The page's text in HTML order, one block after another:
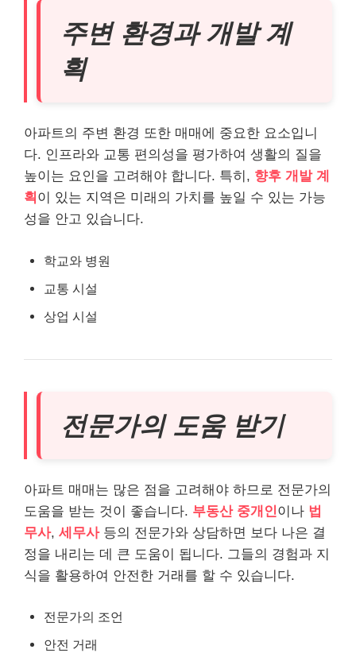
주변 환경과 개발 계
획
아파트의 주변 환경 또한 매매에 중요한 요소입니
다. 인프라와 교통 편의성을 평가하여 생활의 질을
높이는 요인을 고려해야 합니다. 특히, 향후 개발 계
획 이 있는 지역은 미래의 가치를 높일 수 있는 가능
성을 안고 있습니다.
학교와 병원
교통 시설
상업 시설
전문가의 도움 받기
아파트 매매는 많은 점을 고려해야 하므로 전문가의
도움을 받는 것이 좋습니다. 부동산 중개인이나 법
무사, 세무사등의 전문가와 상담하면 보다 나은 결
정을 내리는 데 큰 도움이 됩니다. 그들의 경험과 지
식을 활용하여 안전한 거래를 할 수 있습니다.
전문가의 조언
안전 거래